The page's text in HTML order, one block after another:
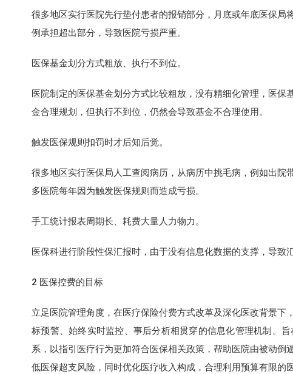
很多地区实行医院先行垫付患者的报销部分，月底或年底医保
例承担超出部分，导致医院亏损严重。
医保基金划分方式粗放、执行不到位。
医院制定的医保基金划分方式比较粗放，没有精细化管理，医
金合理规划，但执行不到位，仍然会导致基金不合理使用。
触发医保规则扣罚时才后知后觉。
很多地区实行医保局人工查阅病历，从病历中挑毛病，例如出
多医院每年因为触发医保规则而造成亏损。
手工统计报表周期长、耗费大量人力物力。
医保科进行阶段性保汇报时，由于没有信息化数据的支撑，导致
2 医保控费的目标
立足医院管理角度，在医疗保险付费方式改革及深化医改背景
标预警、始终实时监控、事后分析相贯穿的信息化管理机制。
系，以指引医疗行为更加符合医保相关政策，帮助医院由被动
低医保超支风险，同时优化医疗收入构成，合理利用预算有限的